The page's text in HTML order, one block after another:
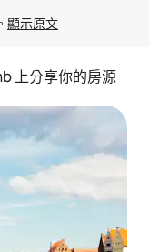
顯示原文
上分享你的房源